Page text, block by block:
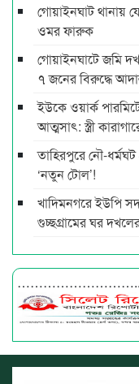
গোয়াইনঘাট থানায়
ওমর ফারুক
গোয়াইনঘাটে জমি
৭ জনের বিরুদ্ধে
ইউকে ওয়ার্ক
আত্মসাৎ: স্ত্রী
তাহিরপুরে নৌ-ধর্মঘট
‘নতুন টোল’!
খাদিমনগরে ইউপি
গুচ্ছগ্রামের ঘর
………………………..